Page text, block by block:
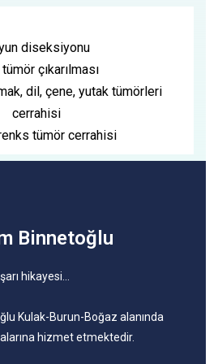
diseksiyonu
çıkarılması
dil, çene, yutak tümörleri
cerrahisi
tümör cerrahisi
Binnetoğlu
hikayesi…
Kulak-Burun-Boğaz alanında
hizmet etmektedir.